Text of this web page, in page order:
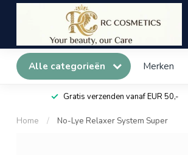
Alle categorieën Merken
Gratis verzenden vanaf EUR 50,-
Home / No-Lye Relaxer System Super